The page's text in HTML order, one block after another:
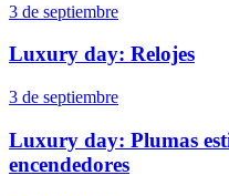
3 de septiembre
Luxury day: Relojes
3 de septiembre
Luxury day: Plumas
encendedores